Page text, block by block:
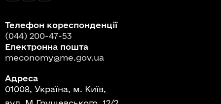
Телефон кореспонденції
(044) 200-47-53
Електронна пошта
meconomy@me.gov.ua
Адреса
01008, Україна, м. Київ,